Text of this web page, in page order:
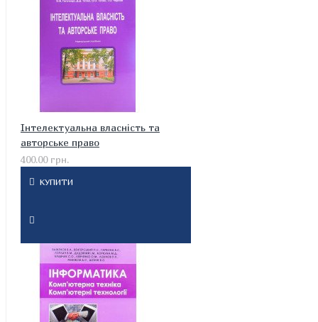
Інтелектуальна власність та
авторське право
400.00 грн.
КУПИТИ